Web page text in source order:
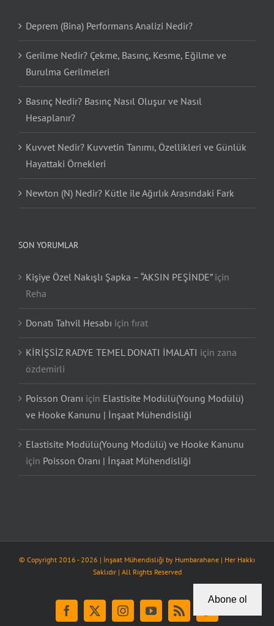
Deprem (Bina) Performans Analizi Nedir?
Gerilme Nedir? Çekme, Basınç, Kesme, Eğilme ve
Burulma Gerilmeleri
Basınç Nedir? Basınç Nasıl Oluşur ve Nasıl
Hesaplanır?
Kuvvet Nedir? Kuvvetin Tanımı, Özellikleri ve Günlük
Hayattaki Örnekleri
Newton (N) Nedir? Kütle ile Ağırlık Arasındaki Fark
SON YORUMLAR
Kişiye Özel Nakışlı Şapka – “AKSIN PEŞİNDE”için
Reha
Donatı Tahvil Hesabı için fırat
KİRİŞSİZ RADYE TEMEL DONATI İMALATI için zana
özdemirli
Poisson Oranı için Elastisite Modülü(Young Modülü)
ve Hooke Kanunu | İnşaat Mühendisliği
Elastisite Modülü(Young Modülü) ve Hooke Kanunu
için Poisson Oranı | İnşaat Mühendisliği
© Copyright 2016 - 2026 | İnşaat Mühendisliği by Humbarahane | Her Hakkı
Saklıdır | All Rights Reserved
Facebook
X InstagramYouTubeRss Tiktok
Abone ol